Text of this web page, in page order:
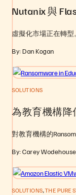
Nutanix 與
虛擬化市場正在轉型
By: Dan Kogan
SOLUTIONS
為教育機構降
對教育機構的
By: Carey Wodehouse
SOLUTIONS,THE PURE